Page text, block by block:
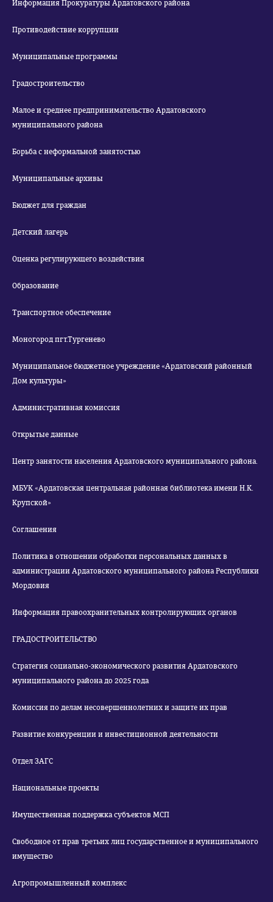
Информация Прокуратуры Ардатовского района
Противодействие коррупции
Муниципальные программы
Градостроительство
Малое и среднее предпринимательство Ардатовского
муниципального района
Борьба с неформальной занятостью
Муниципальные архивы
Бюджет для граждан
Детский лагерь
Оценка регулирующего воздействия
Образование
Транспортное обеспечение
Моногород пгт.Тургенево
Муниципальное бюджетное учреждение «Ардатовский районный
Дом культуры»
Административная комиссия
Открытые данные
Центр занятости населения Ардатовского муниципального района.
МБУК «Ардатовская центральная районная библиотека имени Н.К.
Крупской»
Соглашения
Политика в отношении обработки персональных данных в
администрации Ардатовского муниципального района Республики
Мордовия
Информация правоохранительных контролирующих органов
ГРАДОСТРОИТЕЛЬСТВО
Стратегия социально-экономического развития Ардатовского
муниципального района до 2025 года
Комиссия по делам несовершеннолетних и защите их прав
Развитие конкуренции и инвестиционной деятельности
Отдел ЗАГС
Национальные проекты
Имущественная поддержка субъектов МСП
Свободное от прав третьих лиц государственное и муниципального
имущество
Агропромышленный комплекс